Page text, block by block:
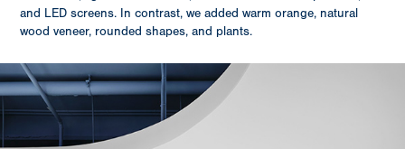
and LED screens. In contrast, we added warm orange, natural
wood veneer, rounded shapes, and plants.